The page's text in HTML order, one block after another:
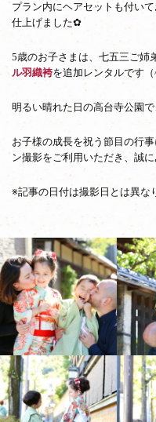
プラン内にヘアセットも付い
仕上げました✿
5歳のお子さまは、七五三ご姉
ル羽織袴を追加レンタルです（
明るい晴れた日の高台寺公園
お子様の成長を祝う節目の行
ン撮影をご利用いただき、誠
※記事の日付は撮影日とは異な